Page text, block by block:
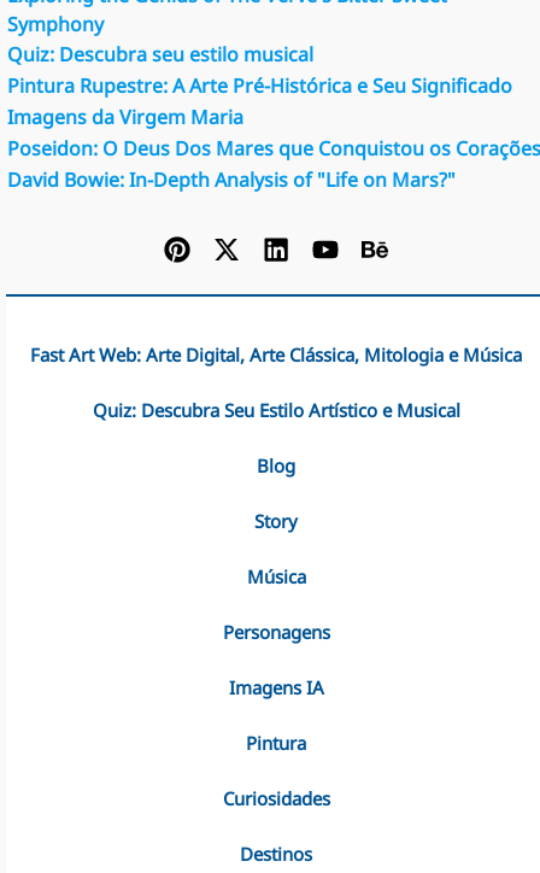
Symphony
Quiz: Descubra seu estilo musical
Pintura Rupestre: A Arte Pré-Histórica e Seu Significado
Imagens da Virgem Maria
Poseidon: O Deus Dos Mares que Conquistou os Corações
David Bowie: In-Depth Analysis of "Life on Mars?"
Fast Art Web: Arte Digital, Arte Clássica, Mitologia e Música
Quiz: Descubra Seu Estilo Artístico e Musical
Blog
Story
Música
Personagens
Imagens IA
Pintura
Curiosidades
Destinos